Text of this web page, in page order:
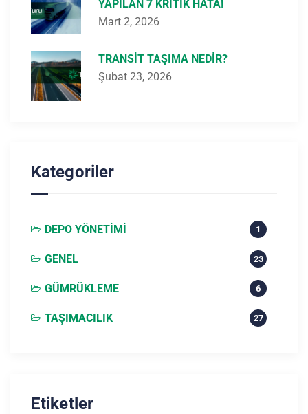
YAPILAN 7 KRITIK HATA!
Mart 2, 2026
TRANSIT TAŞIMA NEDIR?
Şubat 23, 2026
Kategoriler
DEPO YÖNETIMI 1
GENEL 23
GÜMRÜKLEME 6
TAŞIMACILIK 27
Etiketler